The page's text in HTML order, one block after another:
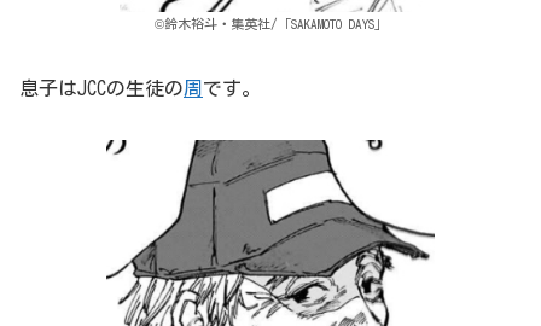
©鈴木裕斗・集英社/「SAKAMOTO DAYS」
息子はJCCの生徒の周 です。